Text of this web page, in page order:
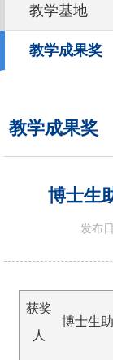
教学基地
教学成果奖
教学成果奖
博士生
发布
获奖
人
博士生